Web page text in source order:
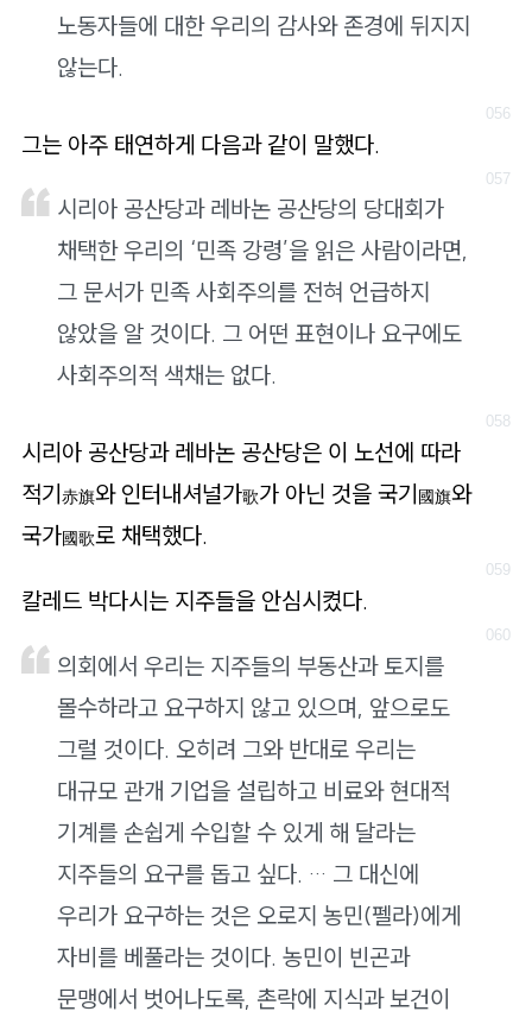
노동자들에 대한 우리의 감사와 존경에 뒤지지
않는다.
그는 아주 태연하게 다음과 같이 말했다.
시리아 공산당과 레바논 공산당의 당대회가
채택한 우리의 ‘민족 강령’을 읽은 사람이라면,
그 문서가 민족 사회주의를 전혀 언급하지
않았을 알 것이다. 그 어떤 표현이나 요구에도
사회주의적 색채는 없다.
시리아 공산당과 레바논 공산당은 이 노선에 따라
적기 赤旗와 인터내셔널가歌가 아닌 것을 국기 國旗와
국가國歌로 채택했다.
칼레드 박다시는 지주들을 안심시켰다.
의회에서 우리는 지주들의 부동산과 토지를
몰수하라고 요구하지 않고 있으며, 앞으로도
그럴 것이다. 오히려 그와 반대로 우리는
대규모 관개 기업을 설립하고 비료와 현대적
기계를 손쉽게 수입할 수 있게 해 달라는
지주들의 요구를 돕고 싶다. … 그 대신에
우리가 요구하는 것은 오로지 농민(펠라)에게
자비를 베풀라는 것이다. 농민이 빈곤과
문맹에서 벗어나도록, 촌락에 지식과 보건이